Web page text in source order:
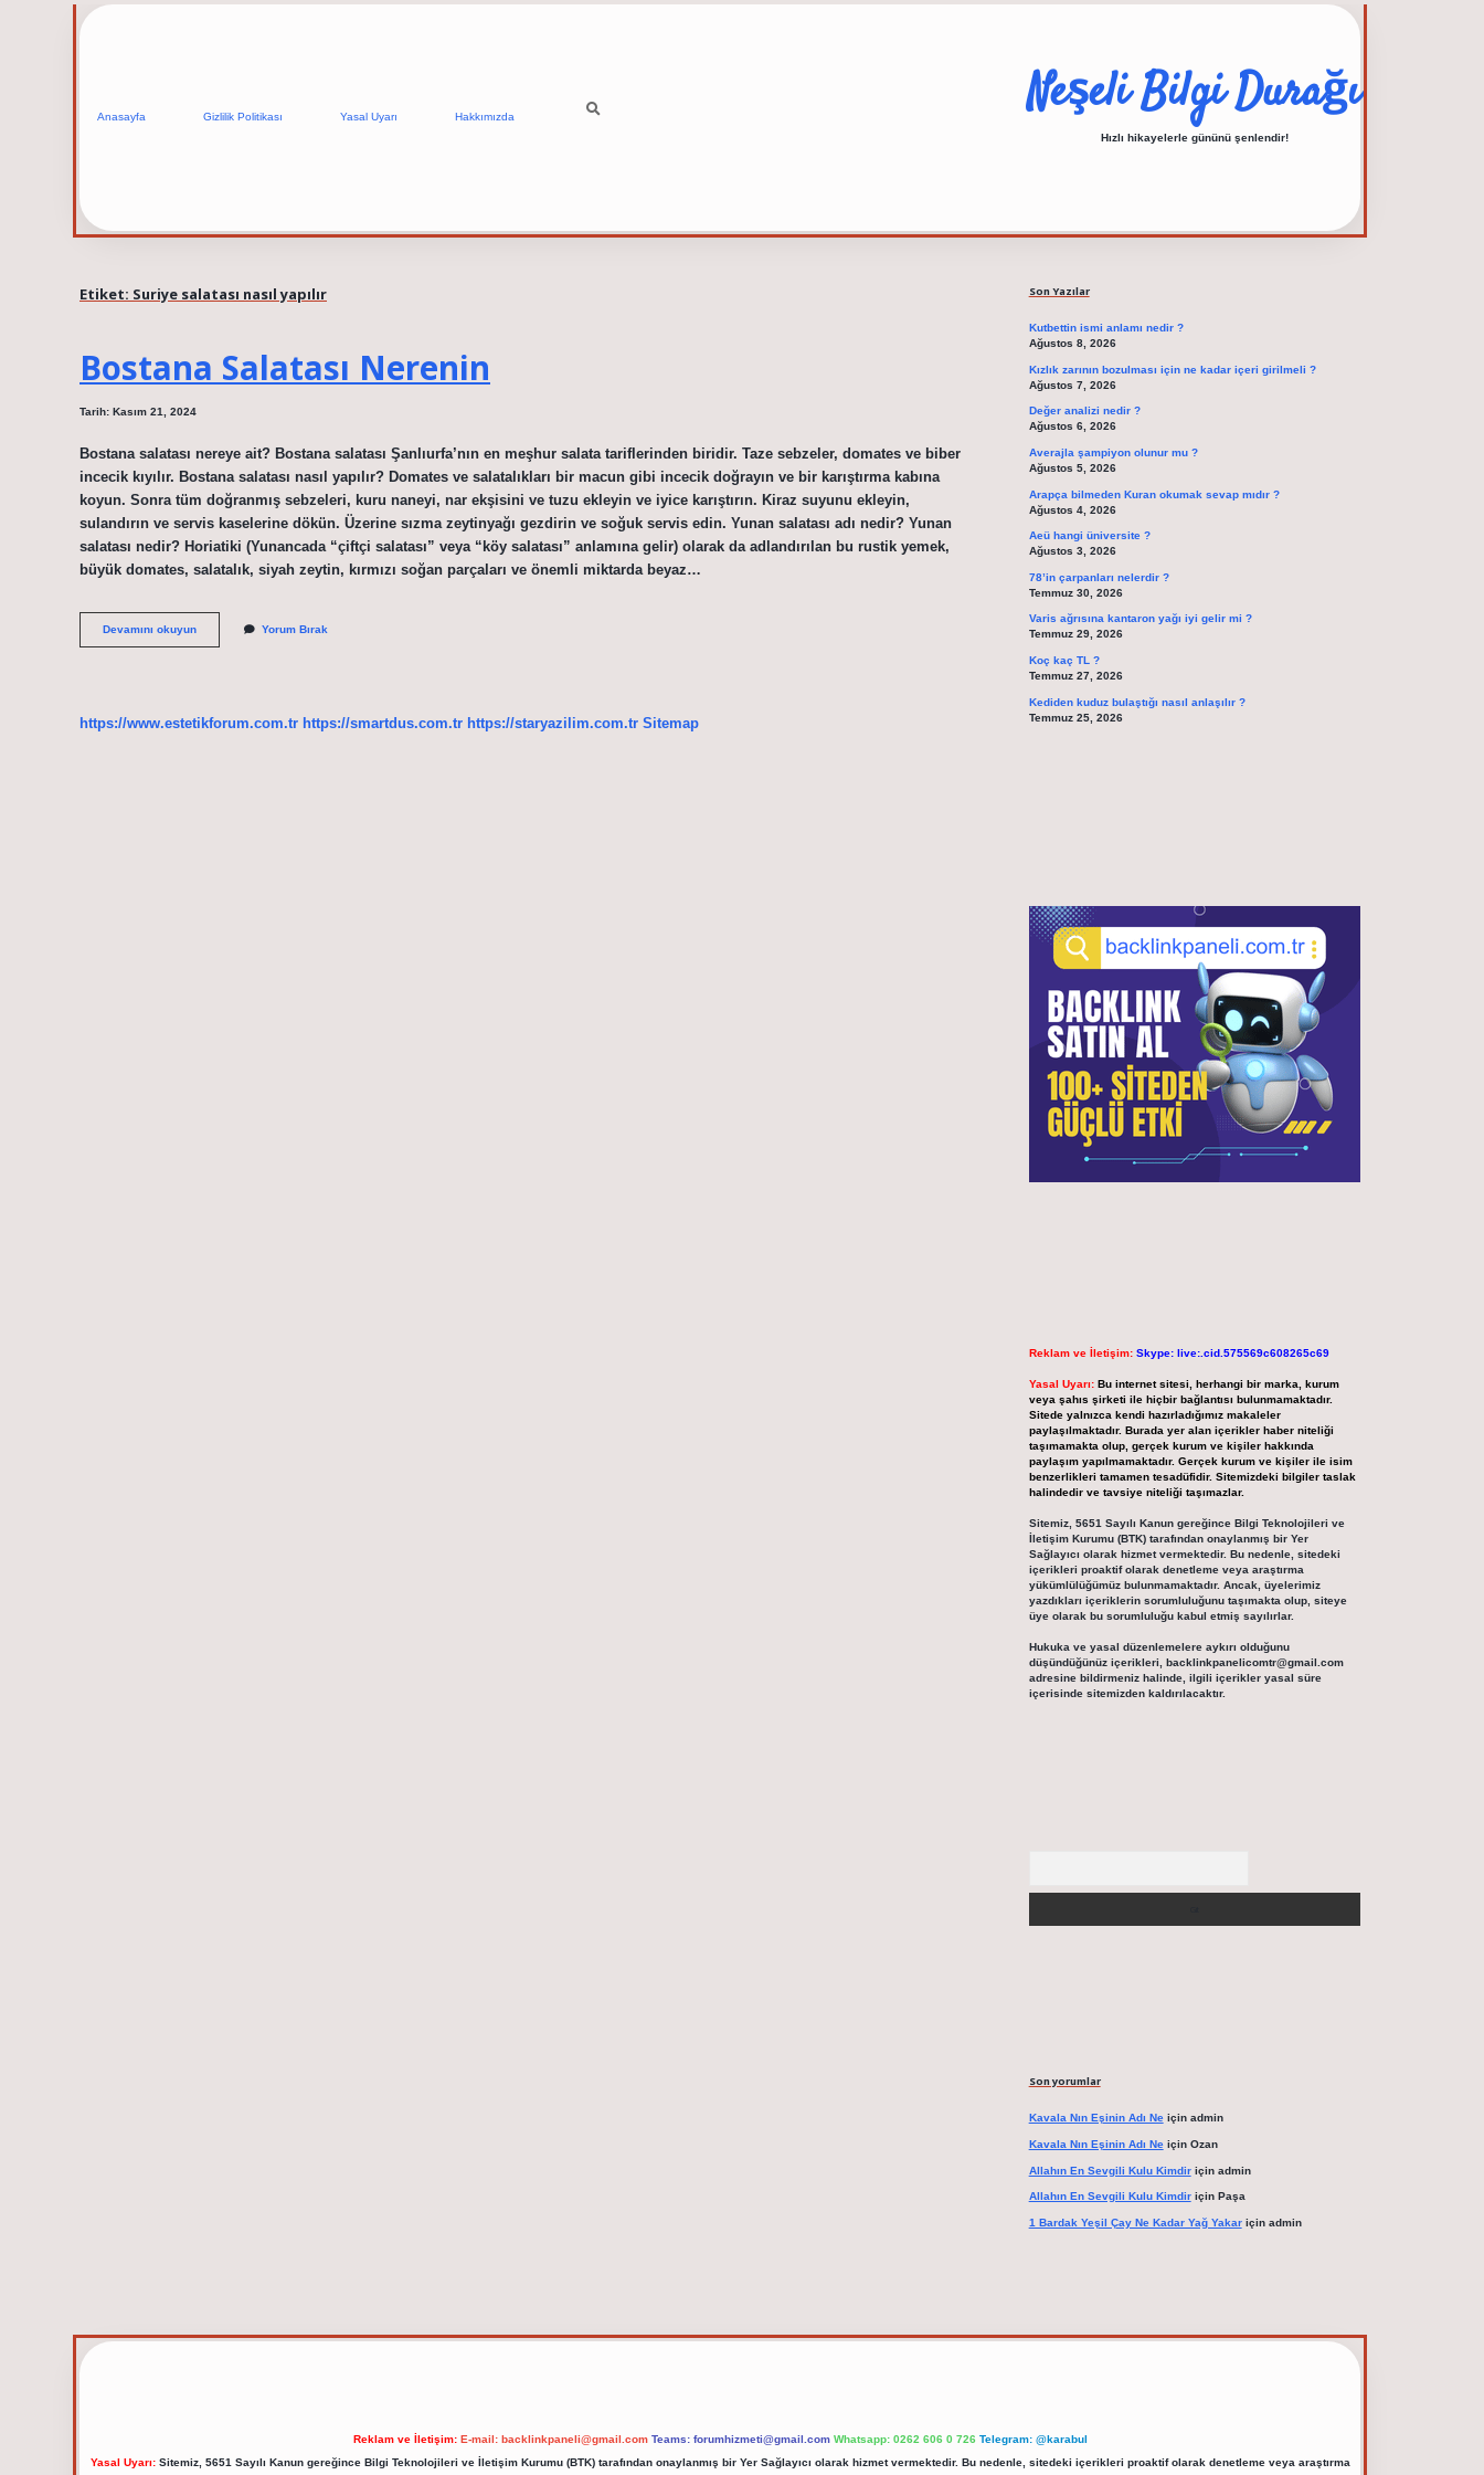
Anasayfa Gizlilik Politikası Yasal Uyarı Hakkımızda Neşeli Bilgi Durağı
Hızlı hikayelerle gününü şenlendir!
Etiket: Suriye salatası nasıl yapılır
Bostana Salatası Nerenin
Tarih: Kasım 21, 2024
Bostana salatası nereye ait? Bostana salatası Şanlıurfa’nın en meşhur salata tariflerinden biridir. Taze sebzeler, domates ve biber
incecik kıyılır. Bostana salatası nasıl yapılır? Domates ve salatalıkları bir macun gibi incecik doğrayın ve bir karıştırma kabına
koyun. Sonra tüm doğranmış sebzeleri, kuru naneyi, nar ekşisini ve tuzu ekleyin ve iyice karıştırın. Kiraz suyunu ekleyin,
sulandırın ve servis kaselerine dökün. Üzerine sızma zeytinyağı gezdirin ve soğuk servis edin. Yunan salatası adı nedir? Yunan
salatası nedir? Horiatiki (Yunancada “çiftçi salatası” veya “köy salatası” anlamına gelir) olarak da adlandırılan bu rustik yemek,
büyük domates, salatalık, siyah zeytin, kırmızı soğan parçaları ve önemli miktarda beyaz…
Devamını okuyunBostana
Salatası
Yorum Bırak
https://www.estetikforum.com.tr https://smartdus.com.tr https://staryazilim.com.tr Sitemap
Son Yazılar
Kutbettin ismi anlamı nedir ?
Ağustos 8, 2026
Kızlık zarının bozulması için ne kadar içeri girilmeli ?
Ağustos 7, 2026
Değer analizi nedir ?
Ağustos 6, 2026
Averajla şampiyon olunur mu ?
Ağustos 5, 2026
Arapça bilmeden Kuran okumak sevap mıdır ?
Ağustos 4, 2026
Aeü hangi üniversite ?
Ağustos 3, 2026
78’in çarpanları nelerdir ?
Temmuz 30, 2026
Varis ağrısına kantaron yağı iyi gelir mi ?
Temmuz 29, 2026
Koç kaç TL ?
Temmuz 27, 2026
Kediden kuduz bulaştığı nasıl anlaşılır ?
Temmuz 25, 2026
Reklam ve İletişim: Skype: live:.cid.575569c608265c69
Yasal Uyarı: Bu internet sitesi, herhangi bir marka, kurum
veya şahıs şirketi ile hiçbir bağlantısı bulunmamaktadır.
Sitede yalnızca kendi hazırladığımız makaleler
paylaşılmaktadır. Burada yer alan içerikler haber niteliği
taşımamakta olup, gerçek kurum ve kişiler hakkında
paylaşım yapılmamaktadır. Gerçek kurum ve kişiler ile isim
benzerlikleri tamamen tesadüfidir. Sitemizdeki bilgiler taslak
halindedir ve tavsiye niteliği taşımazlar.
Sitemiz, 5651 Sayılı Kanun gereğince Bilgi Teknolojileri ve
İletişim Kurumu (BTK) tarafından onaylanmış bir Yer
Sağlayıcı olarak hizmet vermektedir. Bu nedenle, sitedeki
içerikleri proaktif olarak denetleme veya araştırma
yükümlülüğümüz bulunmamaktadır. Ancak, üyelerimiz
yazdıkları içeriklerin sorumluluğunu taşımakta olup, siteye
üye olarak bu sorumluluğu kabul etmiş sayılırlar.
Hukuka ve yasal düzenlemelere aykırı olduğunu
düşündüğünüz içerikleri, backlinkpanelicomtr@gmail.com
adresine bildirmeniz halinde, ilgili içerikler yasal süre
içerisinde sitemizden kaldırılacaktır.
Son yorumlar
Kavala Nın Eşinin Adı Neiçin admin
Kavala Nın Eşinin Adı Neiçin Ozan
Allahın En Sevgili Kulu Kimdiriçin admin
Allahın En Sevgili Kulu Kimdiriçin Paşa
1 Bardak Yeşil Çay Ne Kadar Yağ Yakariçin admin
elexbet güncel
Reklam ve İletişim: E-mail: backlinkpaneli@gmail.com Teams: forumhizmeti@gmail.com Whatsapp: 0262 606 0 726 Telegram: @karabul
Yasal Uyarı:Sitemiz, 5651 Sayılı Kanun gereğince Bilgi Teknolojileri ve İletişim Kurumu (BTK) tarafından onaylanmış bir Yer Sağlayıcı olarak hizmet vermektedir. Bu nedenle, sitedeki içerikleri proaktif olarak denetleme veya araştırma